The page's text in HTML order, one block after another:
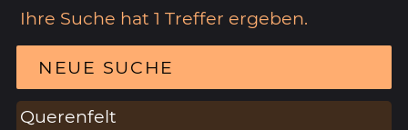
Ihre Suche hat 1 Treffer ergeben.
NEUE SUCHE
Querenfelt